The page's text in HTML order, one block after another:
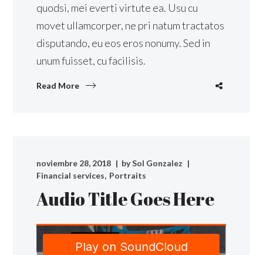
quodsi, mei everti virtute ea. Usu cu
movet ullamcorper, ne pri natum tractatos
disputando, eu eos eros nonumy. Sed in
unum fuisset, cu facilisis.
Read More
noviembre 28, 2018 bySol Gonzalez
Financial services Portraits
Audio Title Goes Here